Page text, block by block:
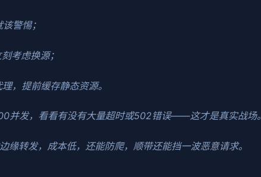
警惕；
考虑换源；
，提前缓存静态资源。
并发，看看有没有大量超时或502错误——这才是真实战场。
转发，成本低，还能防爬，顺带还能挡一波恶意请求。